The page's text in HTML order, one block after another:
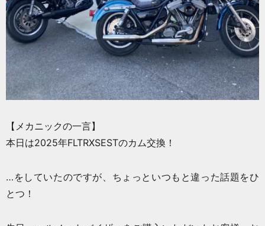
【メカニックの一言】
本日は2025年FLTRXSESTのカム交換！
…をしていたのですが、ちょっといつもと違った話題をひ
とつ！